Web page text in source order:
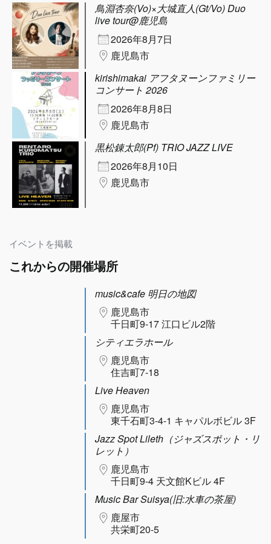
鳥淵杏奈(Vo)×大城直人(Gt/Vo) Duo
live tour@鹿児島
2026年8月7日
鹿児島市
kirishimakai アフタヌーンファミリー
コンサート 2026
2026年8月8日
鹿児島市
黒松錬太郎(Pf) TRIO JAZZ LIVE
2026年8月10日
鹿児島市
イベントを掲載
これからの開催場所
music&cafe 明日の地図
鹿児島市
千日町9-17 江口ビル2階
シティエラホール
鹿児島市
住吉町7-18
Live Heaven
鹿児島市
東千石町3-4-1 キャパルボビル 3F
Jazz Spot Lileth（ジャズスポット・リ
レット）
鹿児島市
千日町9-4 天文館Kビル 4F
Music Bar Suisya(旧:水車の茶屋)
鹿屋市
共栄町20-5